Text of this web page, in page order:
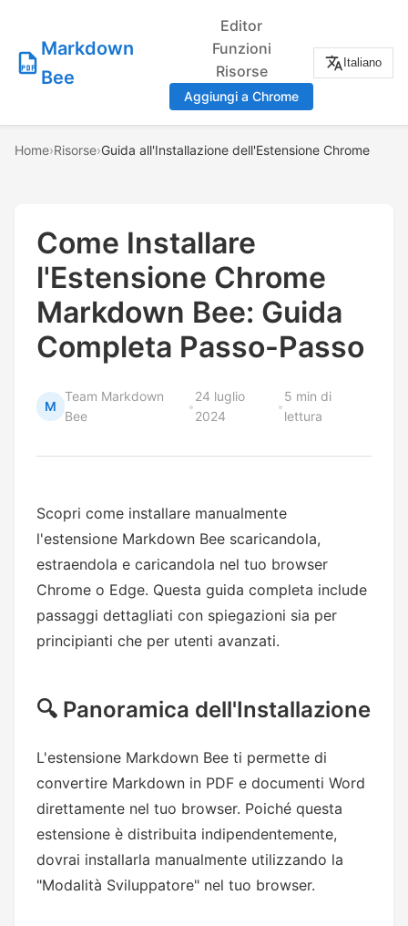
Markdown
Bee
Editor
Funzioni
Risorse
Aggiungi a Chrome
Italiano
Home›Risorse›Guida all'Installazione dell'Estensione Chrome
Come Installare
l'Estensione Chrome
Markdown Bee: Guida
Completa Passo-Passo
M
Team Markdown
Bee
•
24 luglio
2024
•
5 min di
lettura
Scopri come installare manualmente
l'estensione Markdown Bee scaricandola,
estraendola e caricandola nel tuo browser
Chrome o Edge. Questa guida completa include
passaggi dettagliati con spiegazioni sia per
principianti che per utenti avanzati.
🔍 Panoramica dell'Installazione
L'estensione Markdown Bee ti permette di
convertire Markdown in PDF e documenti Word
direttamente nel tuo browser. Poiché questa
estensione è distribuita indipendentemente,
dovrai installarla manualmente utilizzando la
"Modalità Sviluppatore" nel tuo browser.